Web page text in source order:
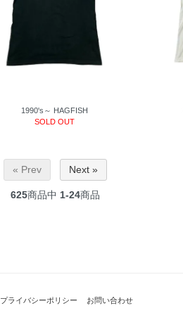
1990's～ HAGFISH
SOLD OUT
« Prev Next »
625商品中 1-24商品
プライバシーポリシー お問い合わせ